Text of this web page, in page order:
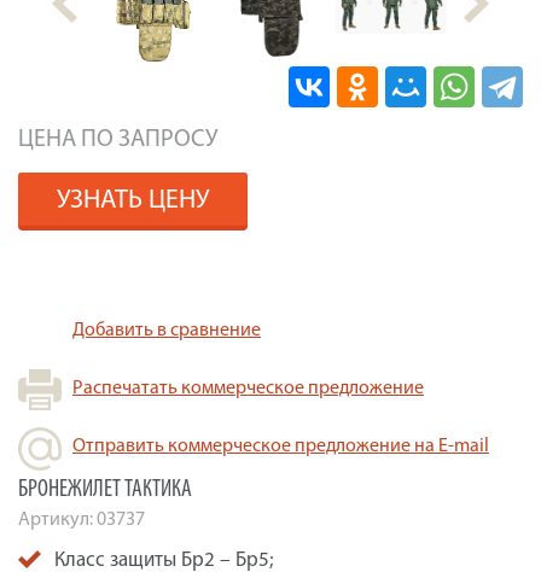
ЦЕНА ПО ЗАПРОСУ
УЗНАТЬ ЦЕНУ
Добавить в сравнение
Распечатать коммерческое предложение
Отправить коммерческое предложение на E-mail
БРОНЕЖИЛЕТ ТАКТИКА
Артикул:03737
Класс защиты Бр2 – Бр5;